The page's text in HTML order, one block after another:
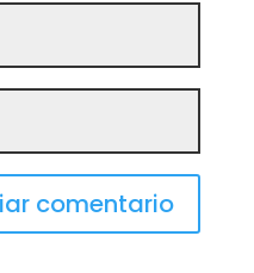
comentario